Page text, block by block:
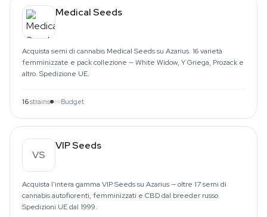
Medical Seeds
Acquista semi di cannabis Medical Seeds su Azarius. 16 varietà
femminizzate e pack collezione — White Widow, Y Griega, Prozack e
altro. Spedizione UE.
16strains Budget
VS
VIP Seeds
Acquista l'intera gamma VIP Seeds su Azarius — oltre 17 semi di
cannabis autofiorenti, femminizzati e CBD dal breeder russo.
Spedizioni UE dal 1999.